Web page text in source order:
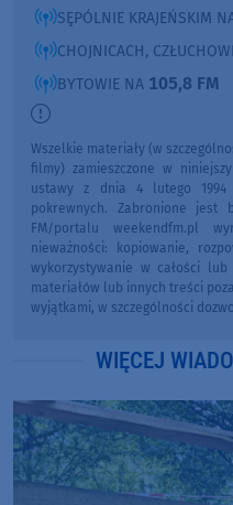
SĘPÓLNIE KRAJEŃSKIM
CHOJNICACH,
BYTOWIE NA 105,8 FM
Wszelkie materiały (w
filmy) zamieszczone w
ustawy z dnia 4 lutego
pokrewnych. Zabronione jest
FM/portalu weekendfm.pl
nieważności: kopiowanie,
wykorzystywanie w całości
materiałów lub innych treści
wyjątkami, w szczególności
WIĘCEJ